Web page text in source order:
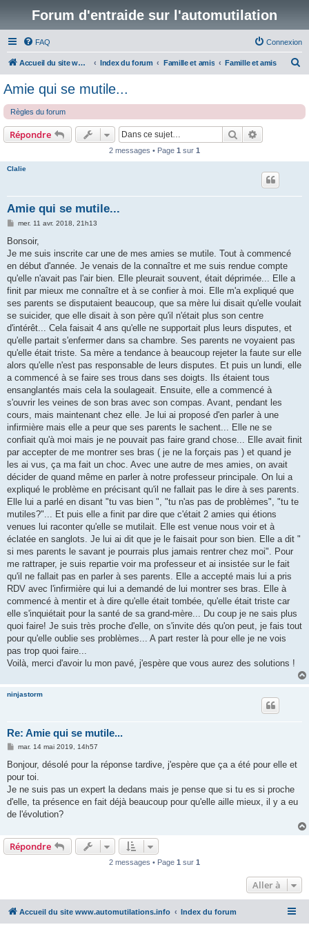
Forum d'entraide sur l'automutilation
FAQ Connexion
Accueil du site www.automutilations.info Index du forum Famille et amis Famille et amis
c
e
Amie qui se mutile...
Règles du forum
Répondre Rechercher
2 messages • Page 1 sur 1
Clalie
Amie qui se mutile...
M
s
a
g
mer. 11 avr. 2018, 21h13
Bonsoir,
Je me suis inscrite car une de mes amies se mutile. Tout à commencé
en début d'année. Je venais de la connaître et me suis rendue compte
qu'elle n'avait pas l'air bien. Elle pleurait souvent, était déprimée... Elle a
finit par mieux me connaître et à se confier à moi. Elle m'a expliqué que
ses parents se disputaient beaucoup, que sa mère lui disait qu'elle voulait
se suicider, que elle disait à son père qu'il n'était plus son centre
d'intérêt... Cela faisait 4 ans qu'elle ne supportait plus leurs disputes, et
qu'elle partait s'enfermer dans sa chambre. Ses parents ne voyaient pas
qu'elle était triste. Sa mère a tendance à beaucoup rejeter la faute sur elle
alors qu'elle n'est pas responsable de leurs disputes. Et puis un lundi, elle
a commencé à se faire ses trous dans ses doigts. Ils étaient tous
ensanglantés mais cela la soulageait. Ensuite, elle a commencé à
s'ouvrir les veines de son bras avec son compas. Avant, pendant les
cours, mais maintenant chez elle. Je lui ai proposé d'en parler à une
infirmière mais elle a peur que ses parents le sachent... Elle ne se
confiait qu'à moi mais je ne pouvait pas faire grand chose... Elle avait finit
par accepter de me montrer ses bras ( je ne la forçais pas ) et quand je
les ai vus, ça ma fait un choc. Avec une autre de mes amies, on avait
décider de quand même en parler à notre professeur principale. On lui a
expliqué le problème en précisant qu'il ne fallait pas le dire à ses parents.
Elle lui a parlé en disant "tu vas bien ", "tu n'as pas de problèmes", "tu te
mutiles?"... Et puis elle a finit par dire que c'était 2 amies qui étions
venues lui raconter qu'elle se mutilait. Elle est venue nous voir et à
éclatée en sanglots. Je lui ai dit que je le faisait pour son bien. Elle a dit "
si mes parents le savant je pourrais plus jamais rentrer chez moi". Pour
me rattraper, je suis repartie voir ma professeur et ai insistée sur le fait
qu'il ne fallait pas en parler à ses parents. Elle a accepté mais lui a pris
RDV avec l'infirmière qui lui a demandé de lui montrer ses bras. Elle à
commencé à mentir et à dire qu'elle était tombée, qu'elle était triste car
elle s'inquiétait pour la santé de sa grand-mère... Du coup je ne sais plus
quoi faire! Je suis très proche d'elle, on s'invite dés qu'on peut, je fais tout
pour qu'elle oublie ses problèmes... A part rester là pour elle je ne vois
pas trop quoi faire...
Voilà, merci d'avoir lu mon pavé, j'espère que vous aurez des solutions !
ninjastorm
Re: Amie qui se mutile...
M
s
a
g
mar. 14 mai 2019, 14h57
Bonjour, désolé pour la réponse tardive, j'espère que ça a été pour elle et
pour toi.
Je ne suis pas un expert la dedans mais je pense que si tu es si proche
d'elle, ta présence en fait déjà beaucoup pour qu'elle aille mieux, il y a eu
de l'évolution?
Répondre
2 messages • Page 1 sur 1
Aller à
Accueil du site www.automutilations.info Index du forum